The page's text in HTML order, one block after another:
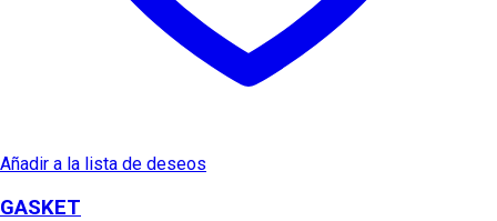
Añadir a la lista de deseos
GASKET